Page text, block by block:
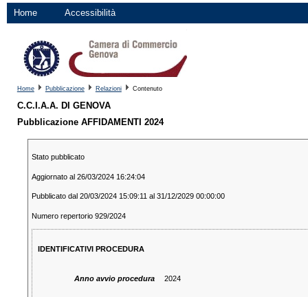
Home Accessibilità
Home Pubblicazione Relazioni Contenuto
C.C.I.A.A. DI GENOVA
Pubblicazione AFFIDAMENTI 2024
Stato pubblicato
Aggiornato al 26/03/2024 16:24:04
Pubblicato dal 20/03/2024 15:09:11 al 31/12/2029 00:00:00
Numero repertorio 929/2024
IDENTIFICATIVI PROCEDURA
Anno avvio procedura 2024